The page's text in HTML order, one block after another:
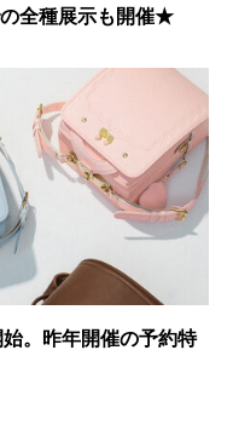
全種展示も開催★
。昨年開催の予約特